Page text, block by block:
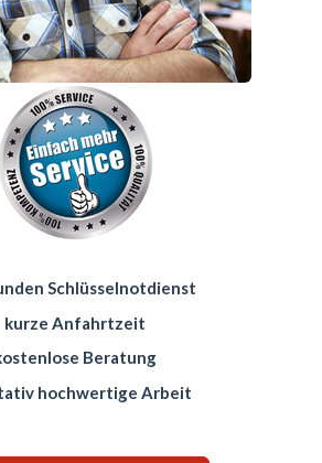
Schlüsselnotdienst
kurze Anfahrtzeit
Beratung
hochwertige Arbeit